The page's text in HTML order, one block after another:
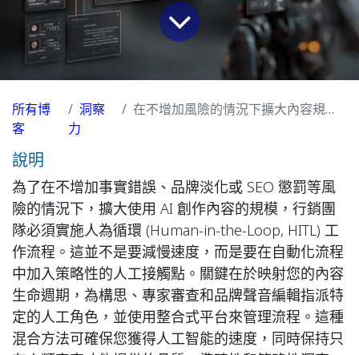
所有博
客
洞察
力
在不增加風險的情況下擴大內容規模：如何為您的行銷團隊實施人性化工作流程 (HITL)
說明
為了在不增加事實錯誤、品牌淡化或 SEO 懲罰等風
險的情況下，擴大使用 AI 創作內容的規模，行銷團
隊必須實施人為循環 (Human-in-the-Loop, HITL) 工
作流程。這並不是要減慢速度，而是要在自動化流程
中加入策略性的人工接觸點。關鍵在於映射您的內容
生命週期，為構思、專家審查和品牌聲音編輯指派特
定的人工角色，並使用整合式平台來管理流程。這種
混合方法可確保您獲得人工智能的速度，同時保持只